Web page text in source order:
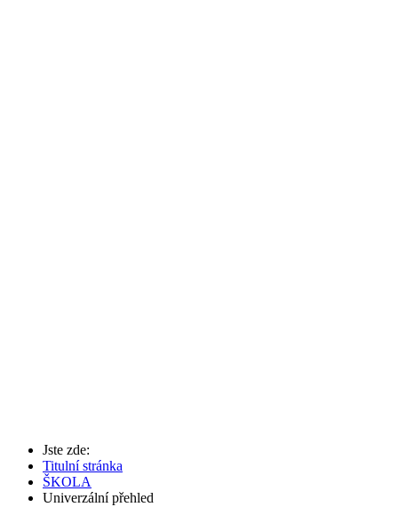
Jste zde:
Titulní stránka
ŠKOLA
Univerzální přehled